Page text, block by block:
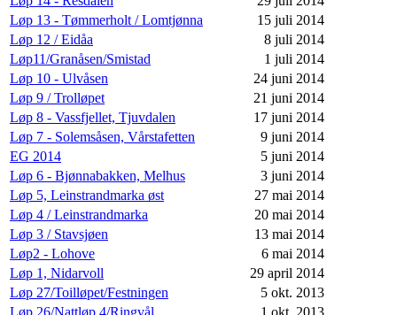
Løp 13 - Tømmerholt / Lomtjønna
15 juli 2014
Løp 12 / Eidåa
8 juli 2014
Løp11/Granåsen/Smistad
1 juli 2014
Løp 10 - Ulvåsen
24 juni 2014
Løp 9 / Trolløpet
21 juni 2014
Løp 8 - Vassfjellet, Tjuvdalen
17 juni 2014
Løp 7 - Solemsåsen, Vårstafetten
9 juni 2014
EG 2014
5 juni 2014
Løp 6 - Bjønnabakken, Melhus
3 juni 2014
Løp 5, Leinstrandmarka øst
27 mai 2014
Løp 4 / Leinstrandmarka
20 mai 2014
Løp 3 / Stavsjøen
13 mai 2014
Løp2 - Lohove
6 mai 2014
Løp 1, Nidarvoll
29 april 2014
Løp 27/Toilløpet/Festningen
5 okt. 2013